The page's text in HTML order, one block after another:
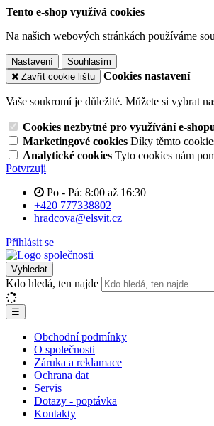
Tento e-shop využívá cookies
Na našich webových stránkách používáme
Nastavení
Souhlasím
Zavřít cookie lištu
Cookies nastavení
Vaše soukromí je důležité. Můžete si vybrat
Cookies nezbytné pro využívání e-
Marketingové cookies Díky těmto
Analytické cookies Tyto cookies nám
Potvrzuji
Po - Pá: 8:00 až 16:30
+420 777338802
hradcova@elsvit.cz
Přihlásit se
Vyhledat
Kdo hledá, ten najde
☰
Obchodní podmínky
O společnosti
Záruka a reklamace
Ochrana dat
Servis
Dotazy - poptávka
Kontakty